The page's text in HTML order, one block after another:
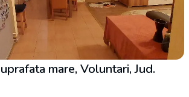
mare, Voluntari, Jud.